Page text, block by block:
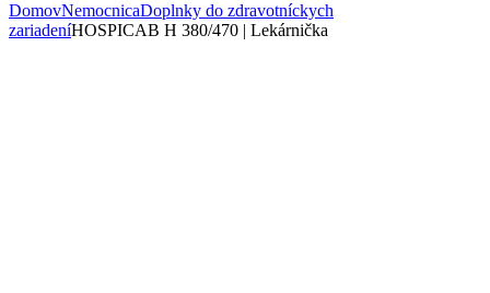
DomovNemocnicaDoplnky do zdravotníckych
zariadeníHOSPICAB H 380/470 | Lekárnička